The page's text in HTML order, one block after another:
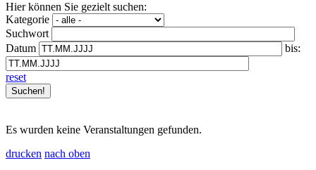
Hier können Sie gezielt suchen:
Kategorie
Suchwort
Datum
bis:
reset
Es wurden keine Veranstaltungen gefunden.
drucken nach oben